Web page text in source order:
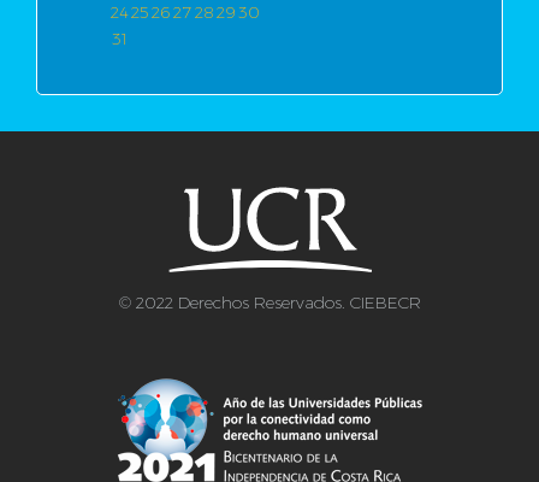
24252627282930
31
© 2022 Derechos Reservados. CIEBECR